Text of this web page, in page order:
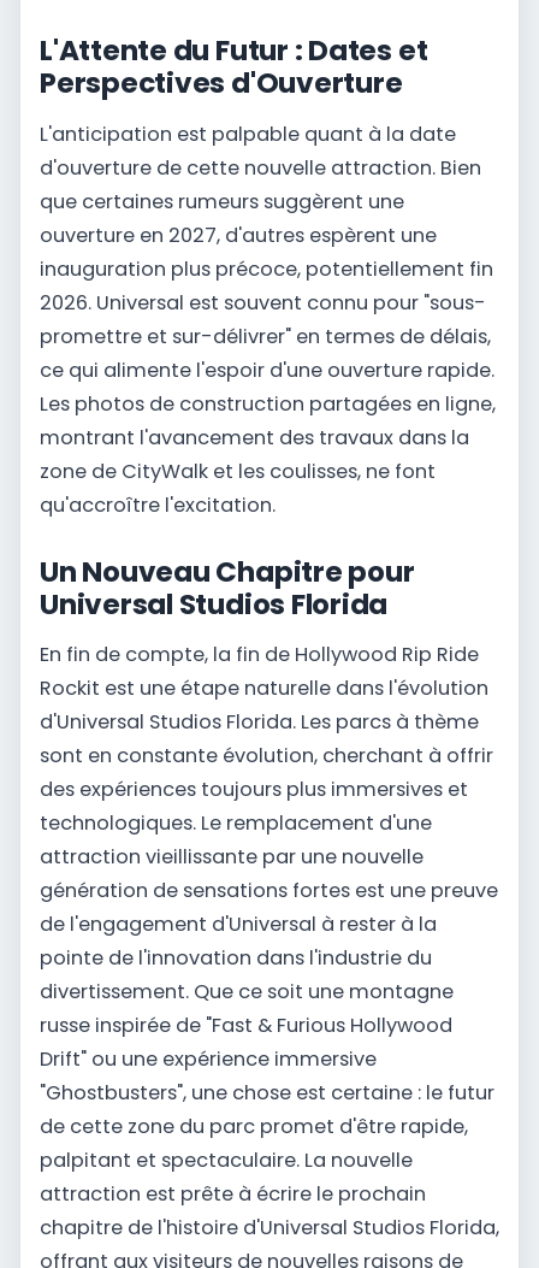
L'Attente du Futur : Dates et
Perspectives d'Ouverture
L'anticipation est palpable quant à la date
d'ouverture de cette nouvelle attraction. Bien
que certaines rumeurs suggèrent une
ouverture en 2027, d'autres espèrent une
inauguration plus précoce, potentiellement fin
2026. Universal est souvent connu pour "sous-
promettre et sur-délivrer" en termes de délais,
ce qui alimente l'espoir d'une ouverture rapide.
Les photos de construction partagées en ligne,
montrant l'avancement des travaux dans la
zone de CityWalk et les coulisses, ne font
qu'accroître l'excitation.
Un Nouveau Chapitre pour
Universal Studios Florida
En fin de compte, la fin de Hollywood Rip Ride
Rockit est une étape naturelle dans l'évolution
d'Universal Studios Florida. Les parcs à thème
sont en constante évolution, cherchant à offrir
des expériences toujours plus immersives et
technologiques. Le remplacement d'une
attraction vieillissante par une nouvelle
génération de sensations fortes est une preuve
de l'engagement d'Universal à rester à la
pointe de l'innovation dans l'industrie du
divertissement. Que ce soit une montagne
russe inspirée de "Fast & Furious Hollywood
Drift" ou une expérience immersive
"Ghostbusters", une chose est certaine : le futur
de cette zone du parc promet d'être rapide,
palpitant et spectaculaire. La nouvelle
attraction est prête à écrire le prochain
chapitre de l'histoire d'Universal Studios Florida,
offrant aux visiteurs de nouvelles raisons de